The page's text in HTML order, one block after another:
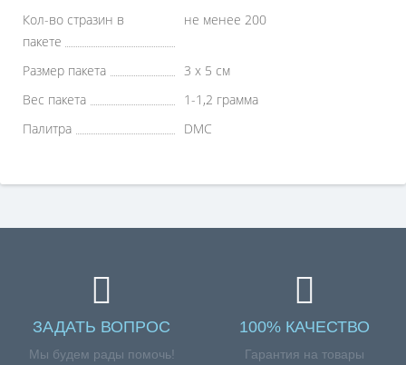
Кол-во стразин в
пакете
не менее 200
Размер пакета
3 х 5 см
Вес пакета
1-1,2 грамма
Палитра
DMC
ЗАДАТЬ ВОПРОС
Мы будем рады помочь!
100% КАЧЕСТВО
Гарантия на товары